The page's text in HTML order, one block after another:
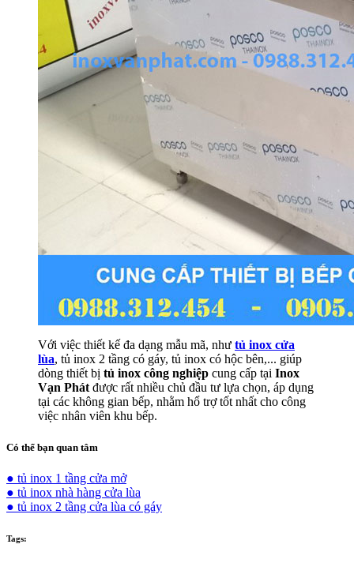
Với việc thiết kế đa dạng mẫu mã, như tủ inox cửa
lùa, tủ inox 2 tầng có gáy, tủ inox có hộc bên,... giúp
dòng thiết bị tủ inox công nghiệp cung cấp tại Inox
Vạn Phátđược rất nhiều chủ đầu tư lựa chọn, áp dụng
tại các không gian bếp, nhằm hổ trợ tốt nhất cho công
việc nhân viên khu bếp.
Có thể bạn quan tâm
● tủ inox 1 tầng cửa mở
● tủ inox nhà hàng cửa lùa
● tủ inox 2 tầng cửa lùa có gáy
Tags: